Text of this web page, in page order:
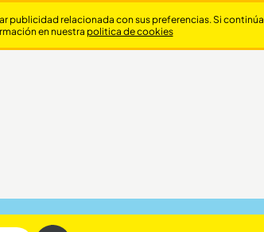
publicidad relacionada con sus preferencias. Si continúa
en nuestra politica de cookies